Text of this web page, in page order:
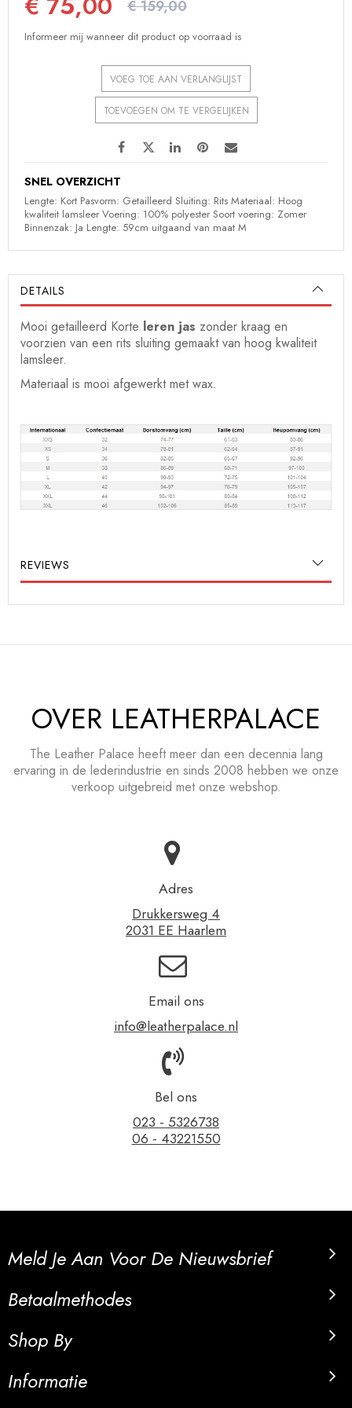
€ 159,00
Informeer mij wanneer dit product op voorraad is
VOEG TOE AAN VERLANGLIJST
TOEVOEGEN OM TE VERGELIJKEN
SNEL OVERZICHT
Lengte: Kort Pasvorm: Getailleerd Sluiting: Rits Materiaal: Hoog
kwaliteit lamsleer Voering: 100% polyester Soort voering: Zomer
Binnenzak: Ja Lengte: 59cm uitgaand van maat M
DETAILS
Mooi getailleerd Korte leren jas zonder kraag en
voorzien van een rits sluiting gemaakt van hoog kwaliteit
lamsleer.
Materiaal is mooi afgewerkt met wax.
REVIEWS
OVER LEATHERPALACE
The Leather Palace heeft meer dan een decennia lang
ervaring in de lederindustrie en sinds 2008 hebben we onze
verkoop uitgebreid met onze webshop.
Adres
Drukkersweg 4
2031 EE Haarlem
Email ons
info@leatherpalace.nl
Bel ons
023 - 5326738
06 - 43221550
Meld Je Aan Voor De Nieuwsbrief
Betaalmethodes
Shop By
Informatie